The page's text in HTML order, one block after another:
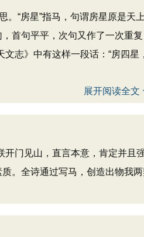
“房星”指马，句谓房星原是天
首句平平，次句又作了一次重
志》中有这样一段话：“房四
展开阅读全文
开门见山，直言本意，肯定并
。全诗通过写马，创造出物我